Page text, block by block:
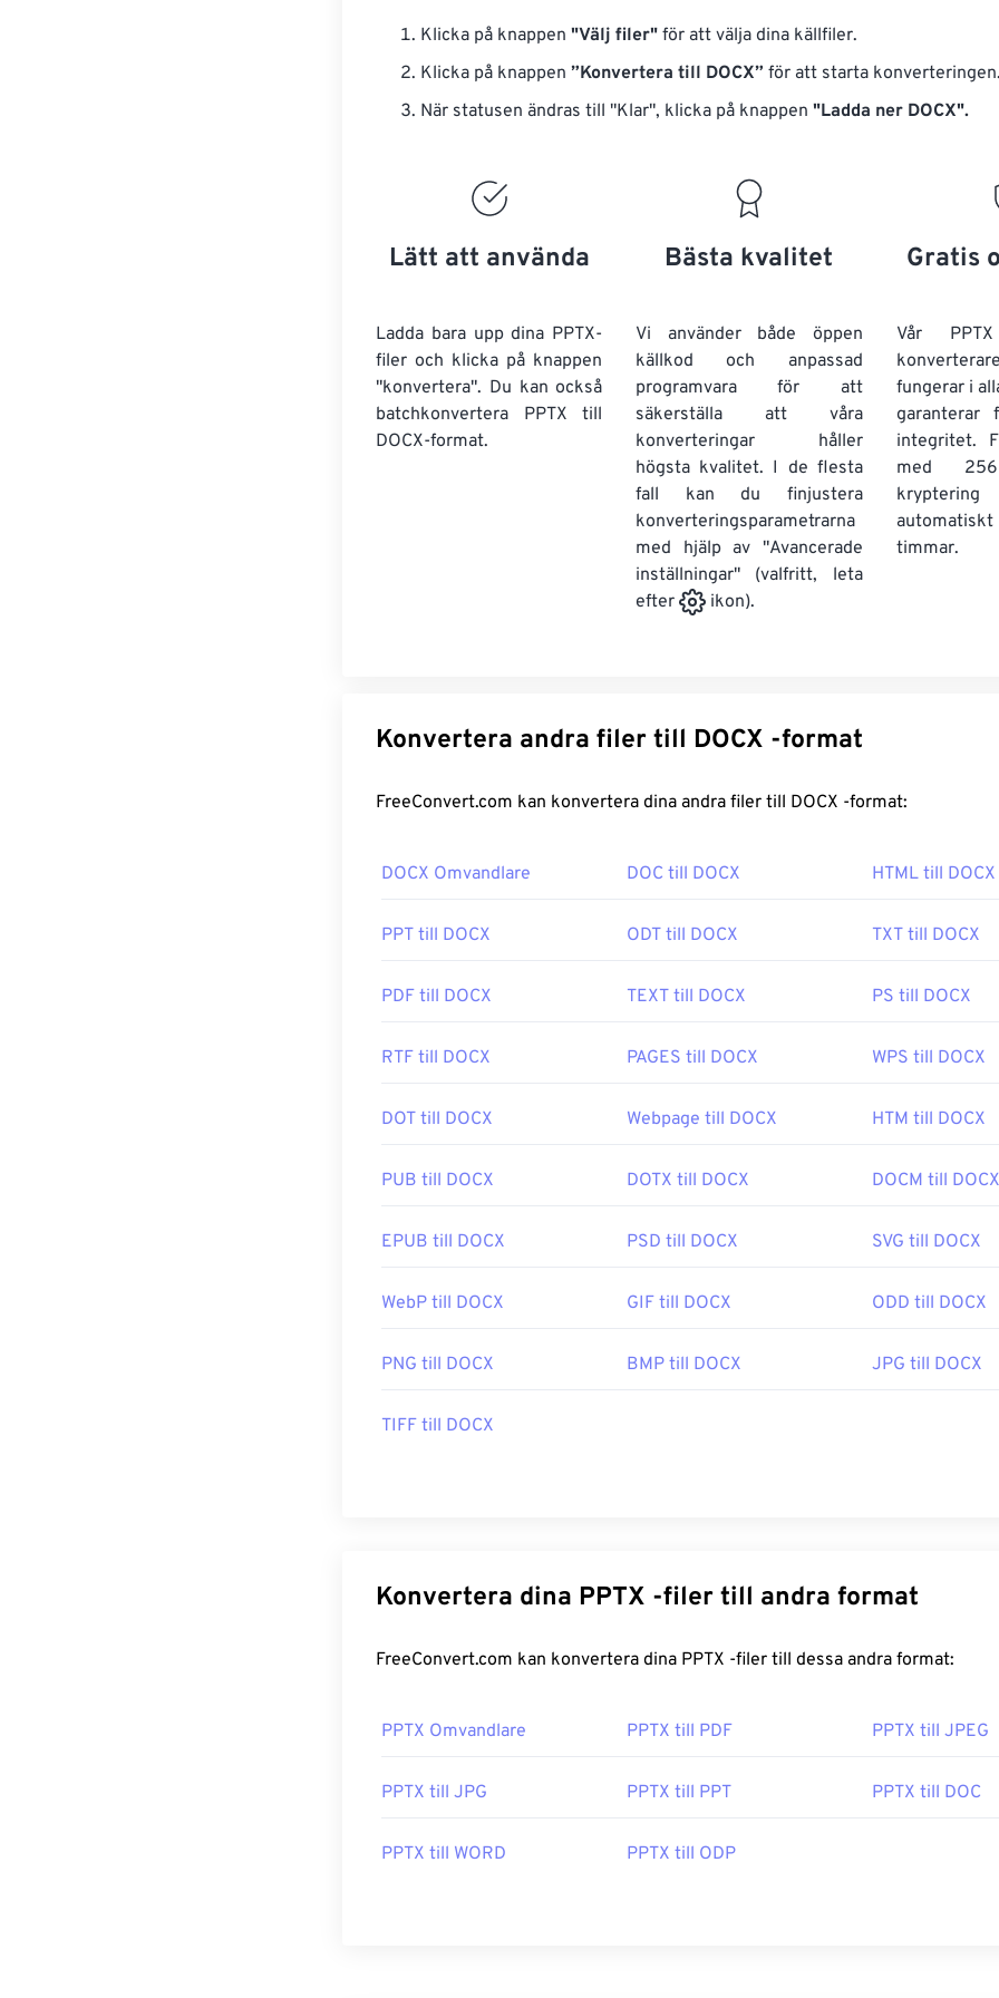
Klicka på knappen "Välj filer" för att välja dina källfiler.
Klicka på knappen ”Konvertera till DOCX” för att starta
När statusen ändras till "Klar", klicka på knappen "Ladda ner DOCX".
Lätt att använda
Ladda bara upp dina PPTX-
filer och klicka på knappen
"konvertera". Du kan också
batchkonvertera PPTX till
DOCX-format.
Bästa kvalitet
Vi använder både öppen
källkod och anpassad
programvara för att
säkerställa att våra
konverteringar håller
högsta kvalitet. I de flesta
fall kan du finjustera
konverteringsparametrarna
med hjälp av "Avancerade
inställningar" (valfritt, leta
efter
ikon).
Gratis
Vår
fungerar i
garanterar
integritet.
med
timmar.
Konvertera andra filer till DOCX -format
FreeConvert.com kan konvertera dina andra filer till DOCX -format:
DOCX Omvandlare DOC till DOCX HTML till DOCX
PPT till DOCX ODT till DOCX TXT till DOCX
PDF till DOCX TEXT till DOCX PS till DOCX
RTF till DOCX PAGES till DOCX WPS till DOCX
DOT till DOCX Webpage till DOCX HTM till DOCX
PUB till DOCX DOTX till DOCX DOCM till DOCX
EPUB till DOCX PSD till DOCX SVG till DOCX
WebP till DOCX GIF till DOCX ODD till DOCX
PNG till DOCX BMP till DOCX JPG till DOCX
TIFF till DOCX
Konvertera dina PPTX -filer till andra format
FreeConvert.com kan konvertera dina PPTX -filer till dessa andra format:
PPTX Omvandlare PPTX till PDF PPTX till JPEG
PPTX till JPG PPTX till PPT PPTX till DOC
PPTX till WORD PPTX till ODP